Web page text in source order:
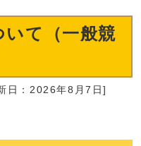
いて（一般競
日：2026年8月7日]